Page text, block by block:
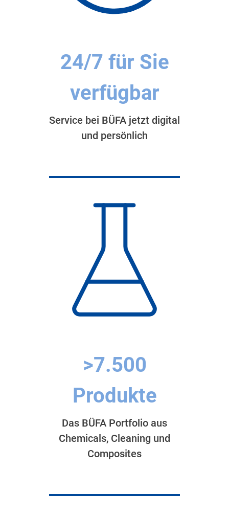
24/7 für Sie
verfügbar
Service bei BÜFA jetzt digital
und persönlich
>7.500
Produkte
Das BÜFA Portfolio aus
Chemicals, Cleaning und
Composites